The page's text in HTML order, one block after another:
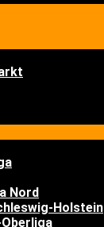
Nord
Holstein